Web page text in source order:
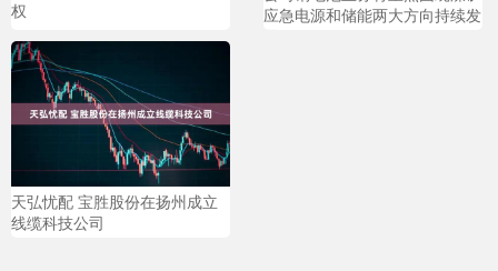
权
应急电源和储能两大方向持续发
天弘忧配 宝胜股份在扬州成立
线缆科技公司